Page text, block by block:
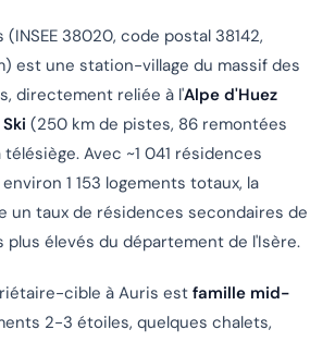
38020, code postal 38142,
est une station-village du massif des
directement reliée à l'Alpe d'Huez
(250 km de pistes, 86 remontées
Avec ~1 041 résidences
1 153 logements totaux, la
un taux de résidences secondaires de
plus élevés du département de l'Isère.
cible à Auris est famille mid-
2-3 étoiles, quelques chalets,